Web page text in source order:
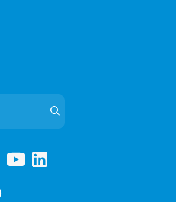
Zoeken
naar: